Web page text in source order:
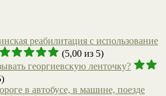
реабилитация с использование
(5,00 из 5)
георгиевскую ленточку?
в автобусе, в машине, поезде